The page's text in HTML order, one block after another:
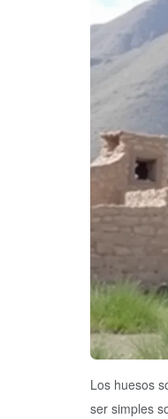
Los huesos
ser simples